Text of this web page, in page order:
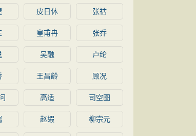
皮日休 张祜
皇甫冉 张乔
吴融 卢纶
王昌龄 顾况
高适 司空图
赵嘏 柳宗元